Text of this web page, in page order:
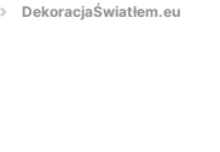
DekoracjaŚwiatłem.eu